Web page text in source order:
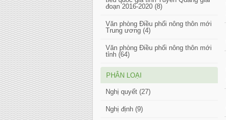
đoạn 2016-2020 (8)
Văn phòng Điều phối nông thôn mới
Trung ương (4)
Văn phòng Điều phối nông thôn mới
tỉnh (64)
PHÂN LOẠI
Nghị quyết (27)
Nghị định (9)